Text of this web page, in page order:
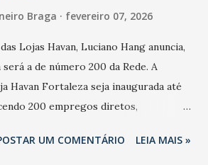
Braga fevereiro 07, 2026
Lojas Havan, Luciano Hang anuncia,
a de número 200 da Rede. A
Havan Fortaleza seja inaugurada até
200 empregos diretos,
não foi anunciada oficialmente, mas
UM COMENTÁRIO LEIA MAIS »